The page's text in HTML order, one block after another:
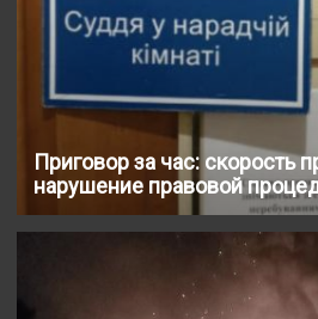
Приговор за час: скорость
нарушение правовой